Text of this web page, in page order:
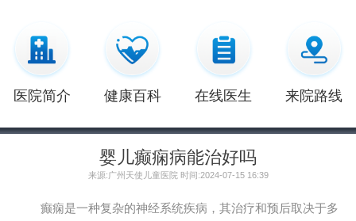
医院简介 健康百科 在线医生 来院路线
婴儿癫痫病能治好吗
来源:广州天使儿童医院 时间:2024-07-15 16:39
癫痫是一种复杂的神经系统疾病，其治疗和预后取决于多